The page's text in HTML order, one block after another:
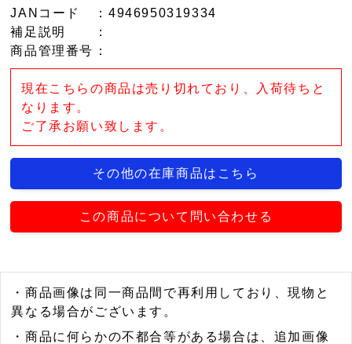
JANコード
：4946950319334
補足説明
：
商品管理番号 ：
現在こちらの商品は売り切れており、入荷待ちと
なります。
ご了承お願い致します。
その他の在庫商品はこちら
この商品について問い合わせる
・商品画像は同一商品間で再利用しており、現物と
異なる場合がございます。
・商品に何らかの不都合等がある場合は、追加画像